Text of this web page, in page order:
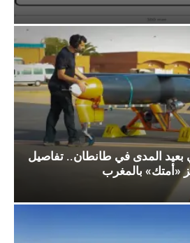
بعيد المدى في طانطان.. تفاصيل
«أمتك» بالمغرب